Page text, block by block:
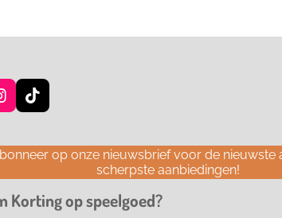
a
T
i
T
o
k
op onze nieuwsbrief voor de nieuwste
scherpste aanbiedingen!
Korting op speelgoed?